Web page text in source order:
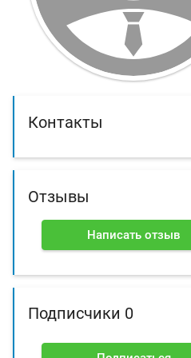
Контакты
Отзывы
Написать отзыв
Подписчики 0